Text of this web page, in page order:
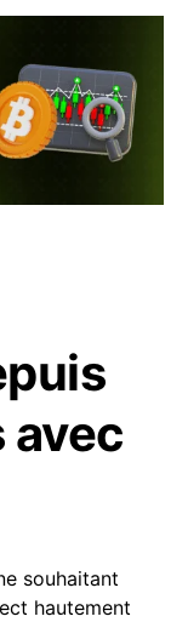
avec
souhaitant
hautement